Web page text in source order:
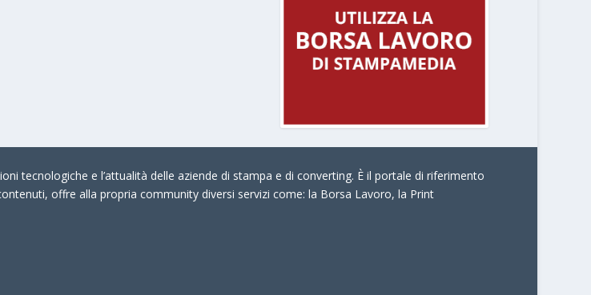
tecnologiche e l’attualità delle aziende di stampa e di converting. È il portale di riferimento
offre alla propria community diversi servizi come: la Borsa Lavoro, la Print